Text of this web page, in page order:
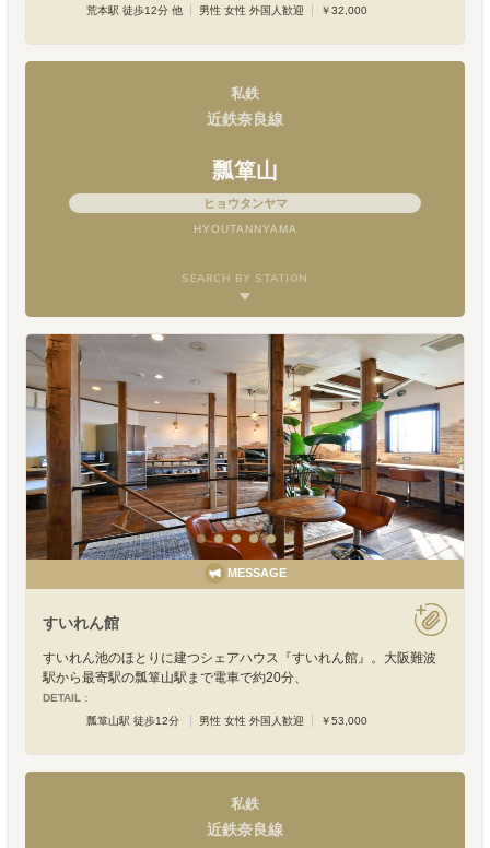
荒本駅 徒歩12分 他 男性 女性 外国人歓迎 ￥32,000
私鉄
近鉄奈良線
瓢箪山
ヒョウタンヤマ
HYOUTANNYAMA
SEARCH BY STATION
MESSAGE
すいれん館
すいれん池のほとりに建つシェアハウス『すいれん館』。大阪難波
駅から最寄駅の瓢箪山駅まで電車で約20分、
DETAIL :
瓢箪山駅 徒歩12分
男性 女性 外国人歓迎 ￥53,000
私鉄
近鉄奈良線